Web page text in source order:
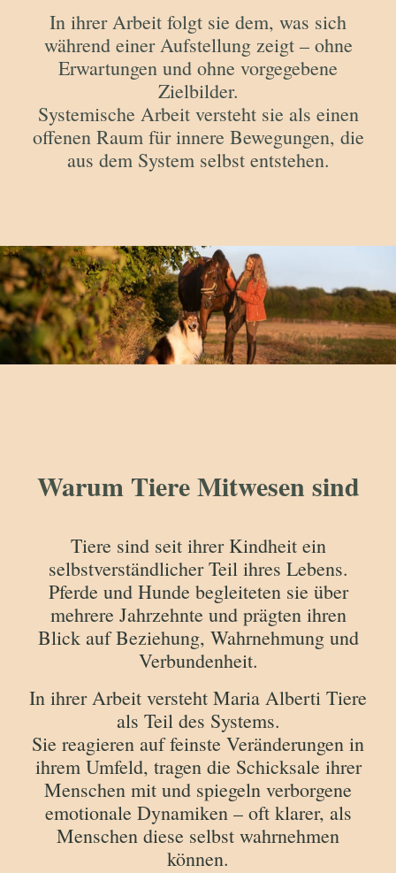
In ihrer Arbeit folgt sie dem, was sich
während einer Aufstellung zeigt – ohne
Erwartungen und ohne vorgegebene
Zielbilder.
Systemische Arbeit versteht sie als einen
offenen Raum für innere Bewegungen, die
aus dem System selbst entstehen.
Warum Tiere Mitwesen sind
Tiere sind seit ihrer Kindheit ein
selbstverständlicher Teil ihres Lebens.
Pferde und Hunde begleiteten sie über
mehrere Jahrzehnte und prägten ihren
Blick auf Beziehung, Wahrnehmung und
Verbundenheit.
In ihrer Arbeit versteht Maria Alberti Tiere
als Teil des Systems.
Sie reagieren auf feinste Veränderungen in
ihrem Umfeld, tragen die Schicksale ihrer
Menschen mit und spiegeln verborgene
emotionale Dynamiken – oft klarer, als
Menschen diese selbst wahrnehmen
können.